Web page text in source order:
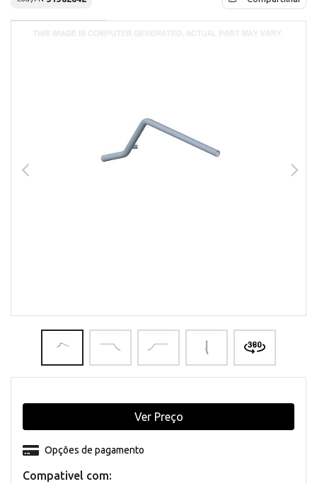
Compativel com:
Opções de pagamento
Ver Preço